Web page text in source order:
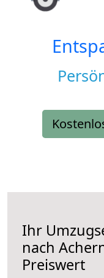
Ihr
nach
Preiswert